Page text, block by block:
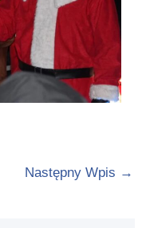
Następny Wpis →